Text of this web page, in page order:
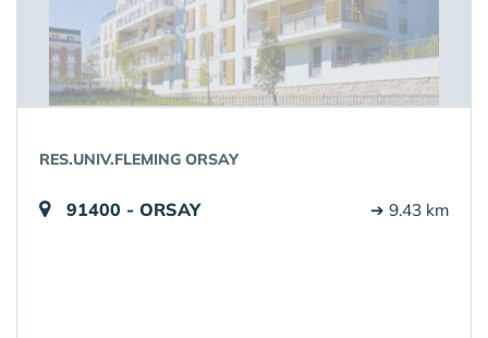
RES.UNIV.FLEMING ORSAY
91400 - ORSAY ➔ 9.43 km